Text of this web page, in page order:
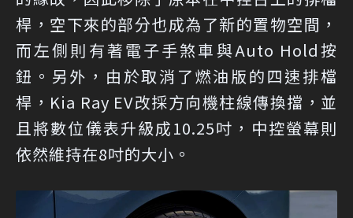
桿，空下來的部分也成為了新的置物空間，
而左側則有著電子手煞車與Auto Hold按
鈕。另外，由於取消了燃油版的四速排檔
桿，Kia Ray EV改採方向機柱線傳換擋，並
且將數位儀表升級成10.25吋，中控螢幕則
依然維持在8吋的大小。